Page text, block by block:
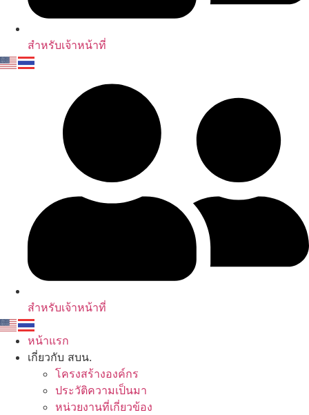
สำหรับเจ้าหน้าที่
สำหรับเจ้าหน้าที่
หน้าแรก
เกี่ยวกับ สบน.
โครงสร้างองค์กร
ประวัติความเป็นมา
หน่วยงานที่เกี่ยวข้อง